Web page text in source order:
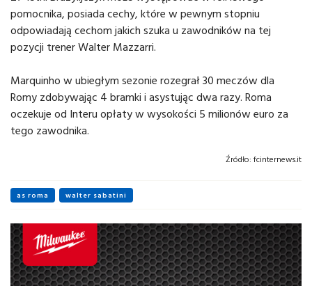
pomocnika, posiada cechy, które w pewnym stopniu
odpowiadają cechom jakich szuka u zawodników na tej
pozycji trener Walter Mazzarri.
Marquinho w ubiegłym sezonie rozegrał 30 meczów dla
Romy zdobywając 4 bramki i asystując dwa razy. Roma
oczekuje od Interu opłaty w wysokości 5 milionów euro za
tego zawodnika.
Źródło: fcinternews.it
as roma walter sabatini